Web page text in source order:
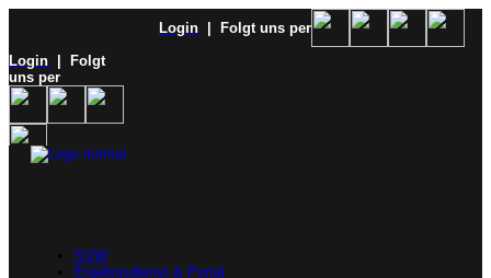
Login
| Folgt uns per
Login
| Folgt
uns per
SVW
Ergebnisdienst & Portal